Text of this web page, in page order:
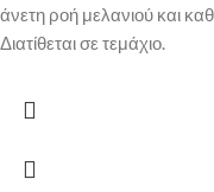
άνετη ροή μελανιού και
Διατίθεται σε τεμάχιο.